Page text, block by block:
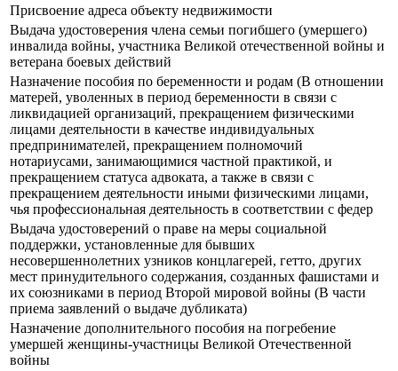
Присвоение адреса объекту недвижимости
Выдача удостоверения члена семьи погибшего (умершего)
инвалида войны, участника Великой отечественной войны и
ветерана боевых действий
Назначение пособия по беременности и родам (В отношении
матерей, уволенных в период беременности в связи с
ликвидацией организаций, прекращением физическими
лицами деятельности в качестве индивидуальных
предпринимателей, прекращением полномочий
нотариусами, занимающимися частной практикой, и
прекращением статуса адвоката, а также в связи с
прекращением деятельности иными физическими лицами,
чья профессиональная деятельность в соответствии с федер
Выдача удостоверений о праве на меры социальной
поддержки, установленные для бывших
несовершеннолетних узников концлагерей, гетто, других
мест принудительного содержания, созданных фашистами и
их союзниками в период Второй мировой войны (В части
приема заявлений о выдаче дубликата)
Назначение дополнительного пособия на погребение
умершей женщины-участницы Великой Отечественной
войны